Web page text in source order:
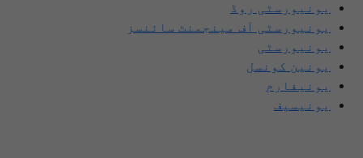
یونیورسٹی روڈ
یونیورسٹی آف مینجمنٹ سائنسز
یونیورسٹی
یونین کونسل
یونیفارم
یونیسیف